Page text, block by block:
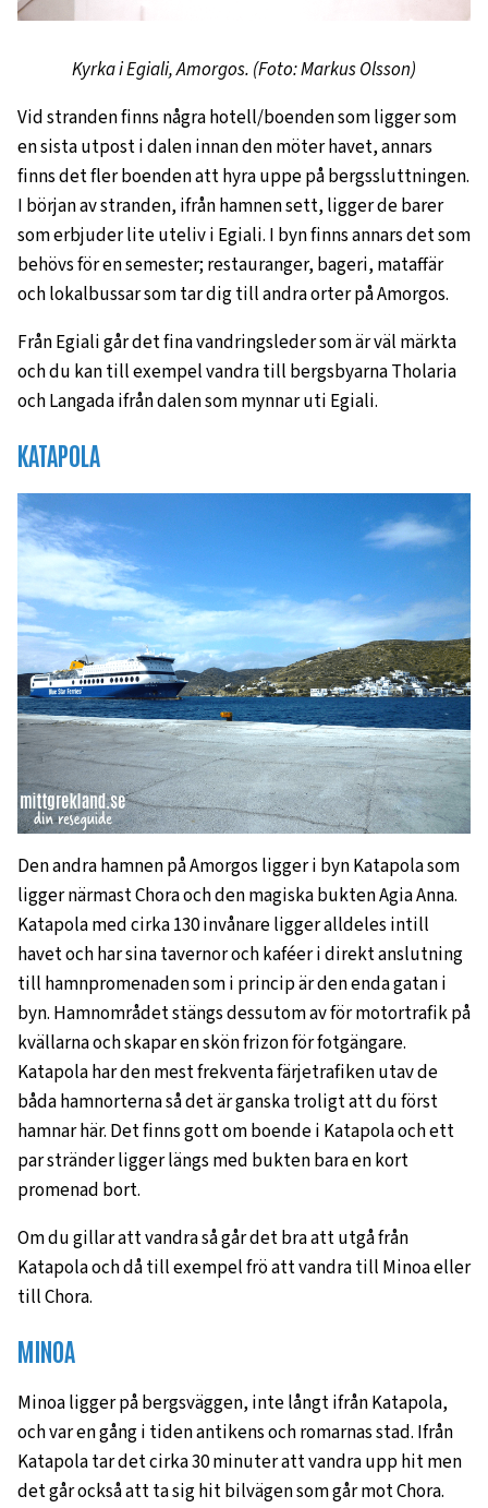
Kyrka i Egiali, Amorgos. (Foto: Markus Olsson)
Vid stranden finns några hotell/boenden som ligger som
en sista utpost i dalen innan den möter havet, annars
finns det fler boenden att hyra uppe på bergssluttningen.
I början av stranden, ifrån hamnen sett, ligger de barer
som erbjuder lite uteliv i Egiali. I byn finns annars det som
behövs för en semester; restauranger, bageri, mataffär
och lokalbussar som tar dig till andra orter på Amorgos.
Från Egiali går det fina vandringsleder som är väl märkta
och du kan till exempel vandra till bergsbyarna Tholaria
och Langada ifrån dalen som mynnar uti Egiali.
KATAPOLA
Den andra hamnen på Amorgos ligger i byn Katapola som
ligger närmast Chora och den magiska bukten Agia Anna.
Katapola med cirka 130 invånare ligger alldeles intill
havet och har sina tavernor och kaféer i direkt anslutning
till hamnpromenaden som i princip är den enda gatan i
byn. Hamnområdet stängs dessutom av för motortrafik på
kvällarna och skapar en skön frizon för fotgängare.
Katapola har den mest frekventa färjetrafiken utav de
båda hamnorterna så det är ganska troligt att du först
hamnar här. Det finns gott om boende i Katapola och ett
par stränder ligger längs med bukten bara en kort
promenad bort.
Om du gillar att vandra så går det bra att utgå från
Katapola och då till exempel frö att vandra till Minoa eller
till Chora.
MINOA
Minoa ligger på bergsväggen, inte långt ifrån Katapola,
och var en gång i tiden antikens och romarnas stad. Ifrån
Katapola tar det cirka 30 minuter att vandra upp hit men
det går också att ta sig hit bilvägen som går mot Chora.